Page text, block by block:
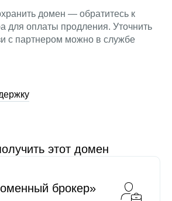
домен — обратитесь к
для оплаты продления. Уточнить
с партнером можно в службе
этот домен
брокер»